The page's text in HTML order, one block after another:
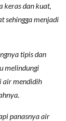
keras dan kuat,
sehingga menjadi
tipis dan
melindungi
air mendidih
panasnya air